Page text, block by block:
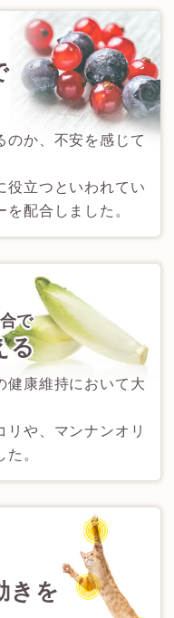
のか、不安を感じて
役立つといわれてい
配合しました。
で
る
健康維持において大
リや、マンナンオリ
。
きを